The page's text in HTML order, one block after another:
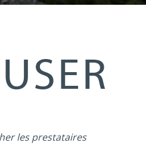
les prestataires